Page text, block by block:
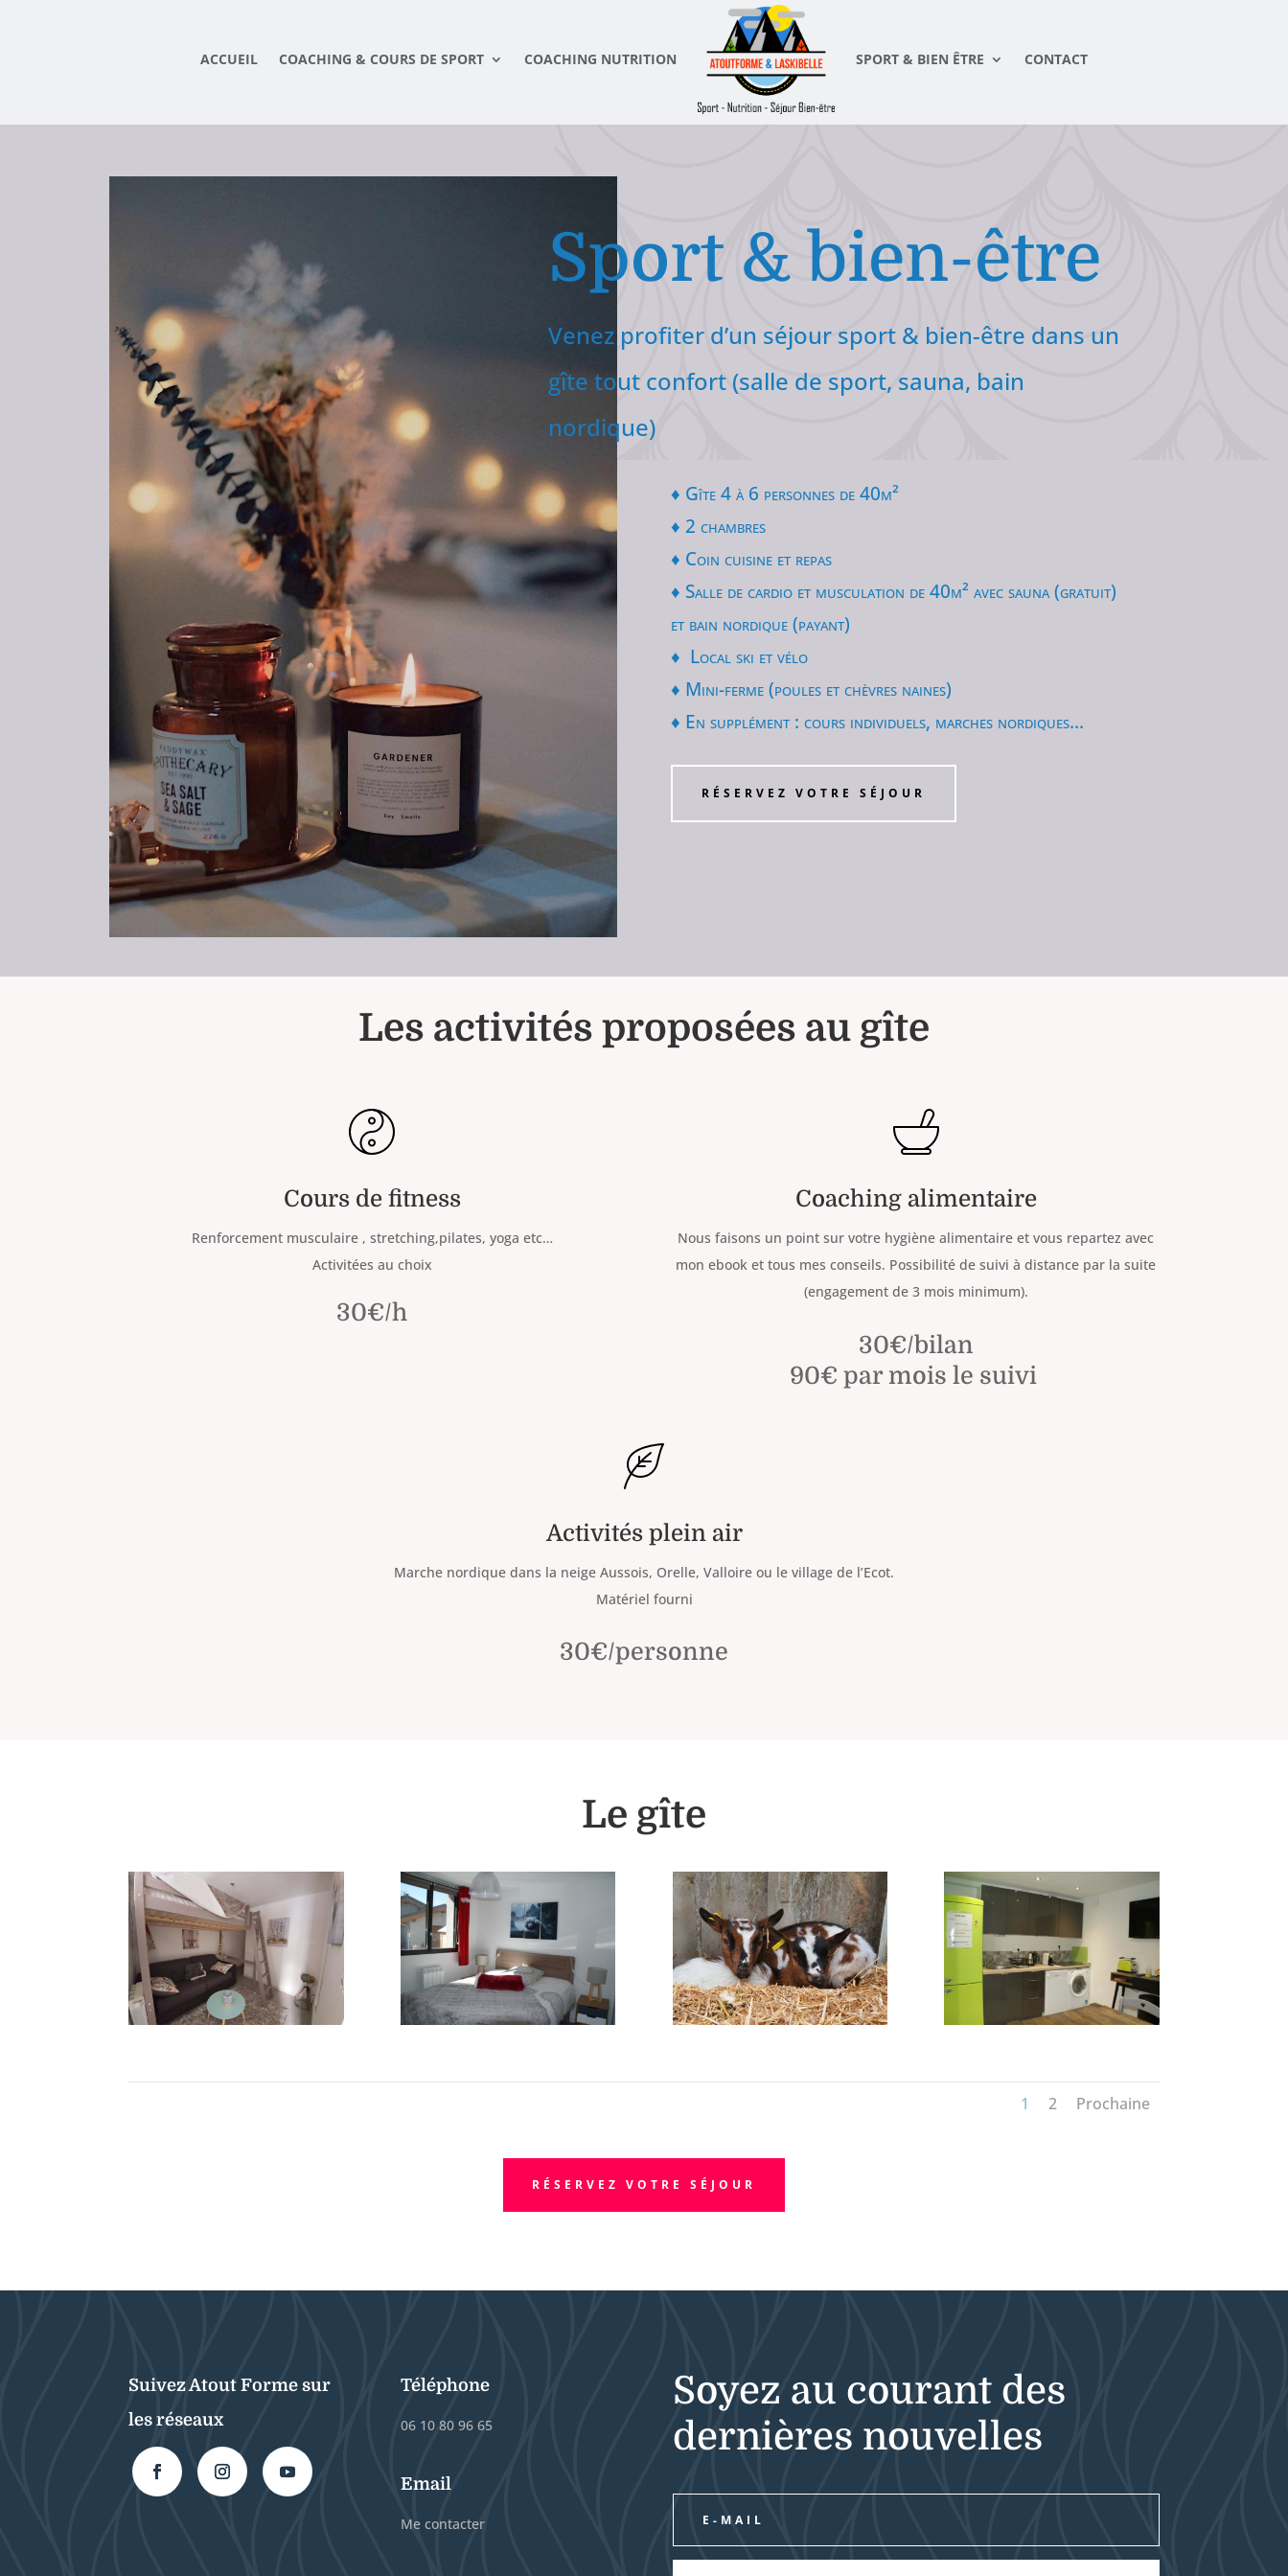
ACCUEIL COACHING & COURS DE SPORT COACHING NUTRITION SPORT & BIEN ÊTRE CONTACT
Sport & bien-être
Venez profiter d’un séjour sport & bien-être dans un
gîte tout confort (salle de sport, sauna, bain
nordique)
♦ Gîte 4 à 6 personnes de 40m²
♦ 2 chambres
♦ Coin cuisine et repas
♦ Salle de cardio et musculation de 40m² avec sauna (gratuit)
et bain nordique (payant)
♦ Local ski et vélo
♦ Mini-ferme (poules etchèvresnaines)
♦ En supplément : cours individuels, marches nordiques…
RÉSERVEZ VOTRE SÉJOUR
Les activités proposées au gîte
Cours de fitness
Renforcement musculaire , stretching,pilates, yoga etc…
Activitées au choix
30€/h
Coaching alimentaire
Nous faisons un point sur votre hygiène alimentaire et vous repartez avec
mon ebook et tous mes conseils. Possibilité de suivi à distance par la suite
(engagement de 3 mois minimum).
30€/bilan
90€ par mois le suivi
Activités plein air
Marche nordique dans la neige Aussois, Orelle, Valloire ou le village de l’Ecot.
Matériel fourni
30€/personne
Le gîte
1 2 Prochaine
RÉSERVEZ VOTRE SÉJOUR
Suivez Atout Forme sur
les réseaux
Téléphone
06 10 80 96 65
Email
Me contacter
Soyez au courant des
dernières nouvelles